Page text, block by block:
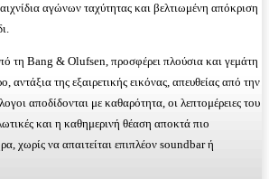
αγώνων ταχύτητας και βελτιωμένη απόκριση
τη Bang & Olufsen, προσφέρει πλούσια και γεμάτη
αντάξια της εξαιρετικής εικόνας, απευθείας από την
αποδίδονται με καθαρότητα, οι λεπτομέρειες του
και η καθημερινή θέαση αποκτά πιο
χωρίς να απαιτείται επιπλέον soundbar ή